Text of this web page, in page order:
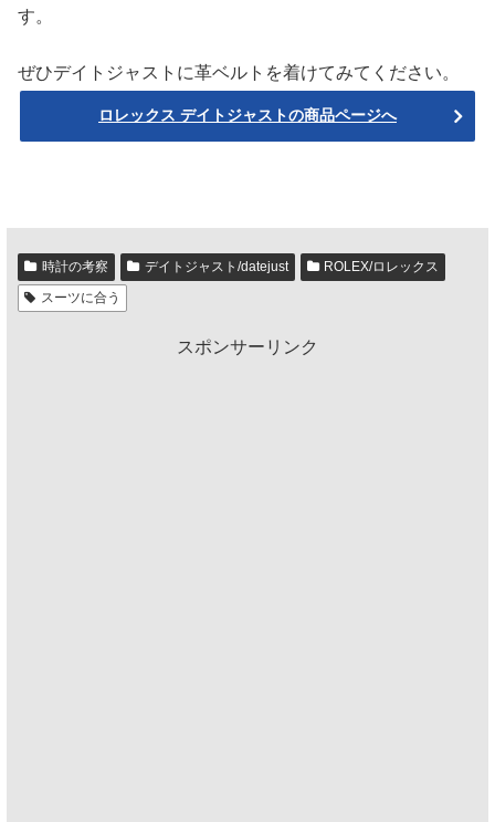
す。
ぜひデイトジャストに革ベルトを着けてみてください。
ロレックス デイトジャストの商品ページへ
時計の考察 デイトジャスト/datejust
ROLEX/ロレックス
スーツに合う
スポンサーリンク